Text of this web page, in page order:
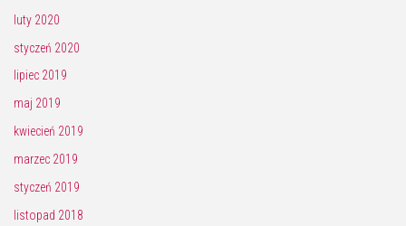
luty 2020
styczeń 2020
lipiec 2019
maj 2019
kwiecień 2019
marzec 2019
styczeń 2019
listopad 2018